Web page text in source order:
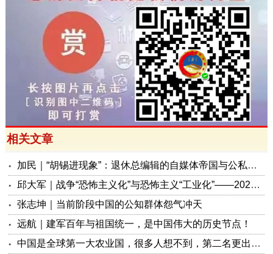
相关文章
加民｜“胡锡进现象”：退休总编辑的自媒体帝国与公私边界之问
邱大军｜战争“恐怖主义化”与恐怖主义“工业化”——2026年混合冲突模式观察报告
张志坤｜当前阶段中国的公知群体怨气冲天
远航｜建军百年与祖国统一，是中国伟大的历史节点！
中国是全球第一大农业国，很多人想不到，第二名更出人意料